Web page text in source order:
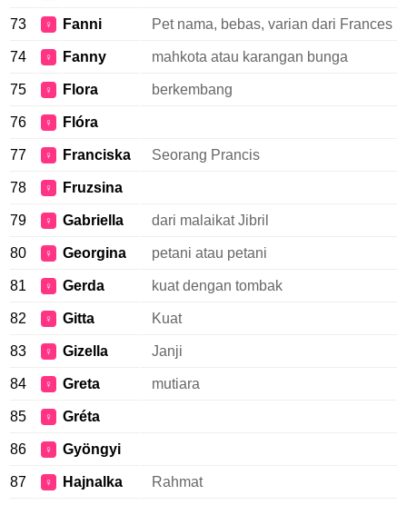
73 ♀ Fanni Pet nama, bebas, varian dari Frances
74 ♀ Fanny mahkota atau karangan bunga
75 ♀ Flora berkembang
76 ♀ Flóra
77 ♀ Franciska Seorang Prancis
78 ♀ Fruzsina
79 ♀ Gabriella dari malaikat Jibril
80 ♀ Georgina petani atau petani
81 ♀ Gerda kuat dengan tombak
82 ♀ Gitta Kuat
83 ♀ Gizella Janji
84 ♀ Greta mutiara
85 ♀ Gréta
86 ♀ Gyöngyi
87 ♀ Hajnalka Rahmat